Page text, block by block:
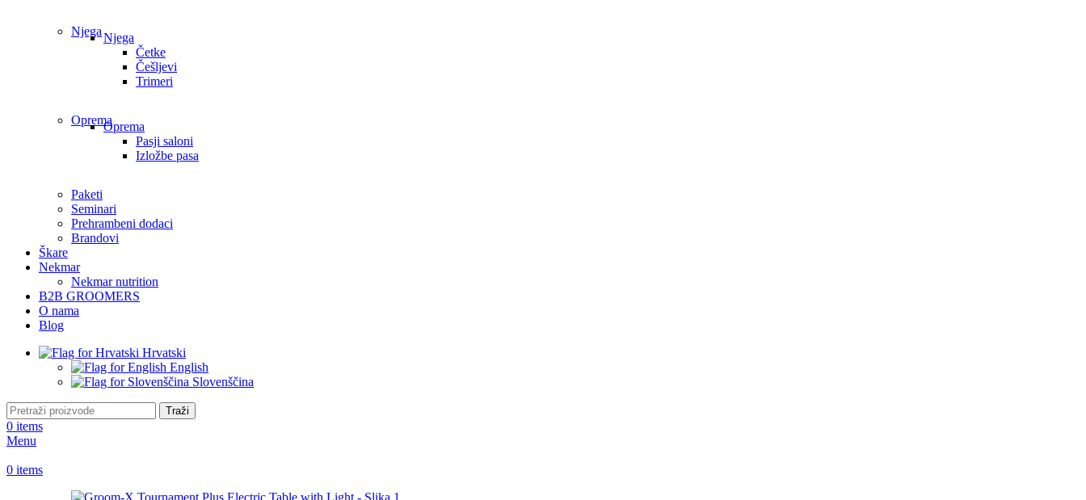
NjegaNjega
Četke
Češljevi
Trimeri
OpremaOprema
Pasji saloni
Izložbe pasa
Paketi
Seminari
Prehrambeni dodaci
Brandovi
Škare
Nekmar
Nekmar nutrition
B2B GROOMERS
O nama
Blog
Hrvatski
English
Slovenščina
Traži
0 items
Menu
0 items